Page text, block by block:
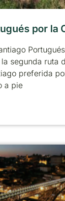
por la
segunda ruta
preferida
a pie